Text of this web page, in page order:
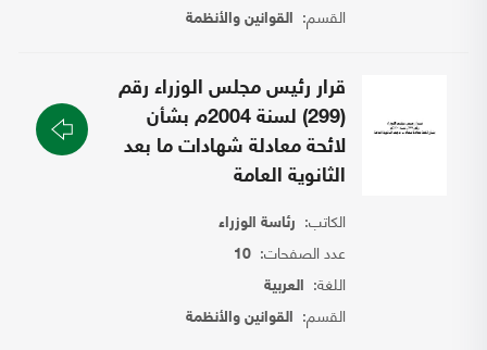
القسم: القوانين والأنظمة
قرار رئيس مجلس الوزراء رقم
(299) لسنة 2004م بشأن
لائحة معادلة شهادات ما بعد
الثانوية العامة
الكاتب: رئاسة الوزراء
عدد الصفحات:10
اللغة: العربية
القسم: القوانين والأنظمة